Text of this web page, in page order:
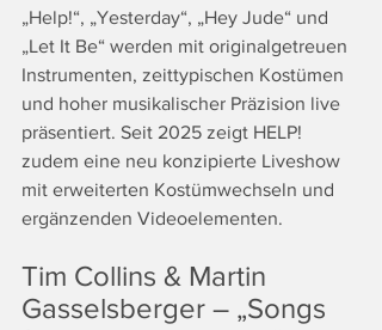
„Help!“, „Yesterday“, „Hey Jude“ und
„Let It Be“ werden mit originalgetreuen
Instrumenten, zeittypischen Kostümen
und hoher musikalischer Präzision live
präsentiert. Seit 2025 zeigt HELP!
zudem eine neu konzipierte Liveshow
mit erweiterten Kostümwechseln und
ergänzenden Videoelementen.
Tim Collins & Martin
Gasselsberger – „Songs